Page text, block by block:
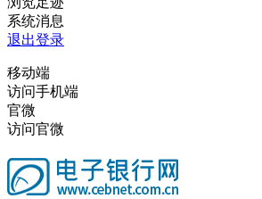
系统消息
退出登录
移动端
访问手机端
官微
访问官微